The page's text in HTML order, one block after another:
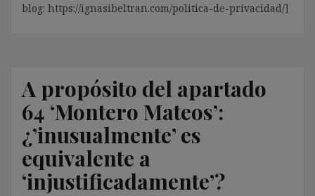
blog: https://ignasibeltran.com/politica-de-privacidad/]
A propósito del apartado
64 ‘Montero Mateos’:
¿’inusualmente’ es
equivalente a
‘injustificadamente’?